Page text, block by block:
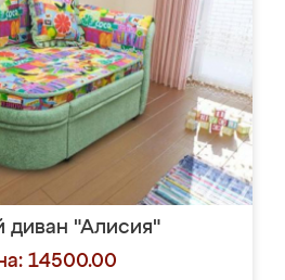
диван "Алисия"
14500.00